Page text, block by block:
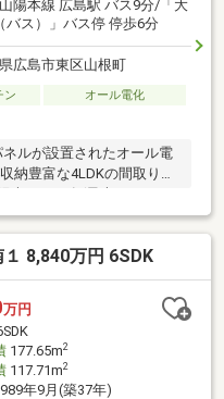
陽本線 広島駅 バス9分/「大
バス）」バス停 停歩6分
広島市東区山根町
ン
オール電化
ルが設置されたオール電
納豊富な4LDKの間取り。
年3月まで)・LDKは約16.6
・会話が弾む対面式キッチ
面室・浴室を一直線に配
帖の広さ、2つのWIC付・
ース2台分有(車種によ
600m)
8,840万円 6SDK
万円
177.65m2
117.71m2
年9月(築37年)